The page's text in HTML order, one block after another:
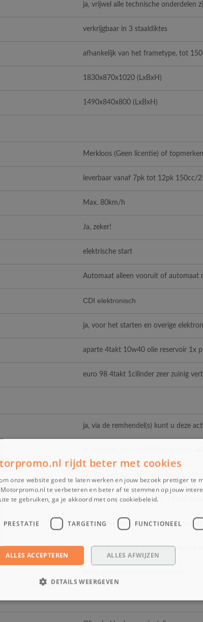
ja, vrijwel alle technische onderdelen
verkrijgbaar in 3 staaldiktes
afhankelijk van het frametype, tot
1830x870x1020 (LxBxH)
1490x840x800 (LxBxH)
Merkloos (Geen licentie) of
leverbaar vanaf 7pk tot 12pk 150cc/
Max. 80km/h
Ja, zeker!
elektrische start
Automaat alleen vooruit of automaat
CDI elektronisch
ja, voor het starten en overige
aparte 4takt 10w40 olie reservoir 1x
euro 98 4takt 1cilinder zeer zuinig
ja, via de remhendel(s) kunt u deze
ja, voorzien van startonderbreking
ja, voorzien van kill switch, bij het
Geventileerde schijfremmen, voor
verbreed voor een betere wegligging
rijdt beter met cookies
onze website goed te laten werken en jouw bezoek prettiger te
te verbeteren en beter af te stemmen op jouw
te gebruiken, ga je akkoord met ons cookiebeleid.
PRESTATIE TARGETING FUNCTIONEEL
ALLES ACCEPTEREN ALLES AFWIJZEN
DETAILS WEERGEVEN